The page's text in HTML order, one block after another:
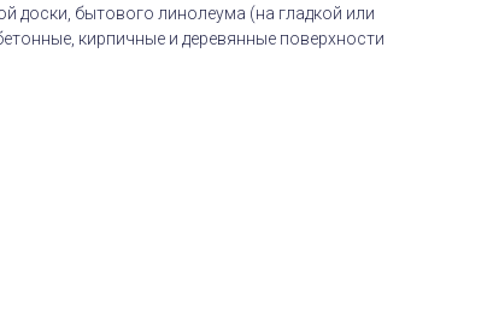
доски, бытового линолеума (на гладкой или
кирпичные и деревянные поверхности